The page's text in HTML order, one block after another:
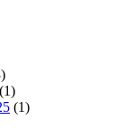
(1)
(1)